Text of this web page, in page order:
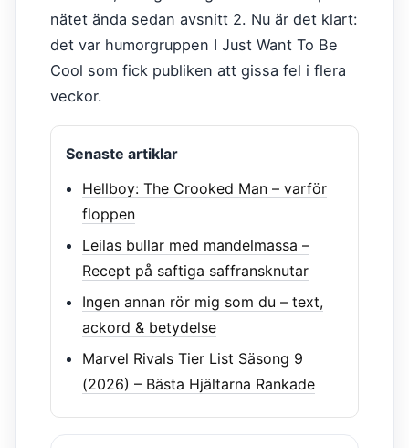
nätet ända sedan avsnitt 2. Nu är det klart:
det var humorgruppen I Just Want To Be
Cool som fick publiken att gissa fel i flera
veckor.
Senaste artiklar
Hellboy: The Crooked Man – varför
floppen
Leilas bullar med mandelmassa –
Recept på saftiga saffransknutar
Ingen annan rör mig som du – text,
ackord & betydelse
Marvel Rivals Tier List Säsong 9
(2026) – Bästa Hjältarna Rankade